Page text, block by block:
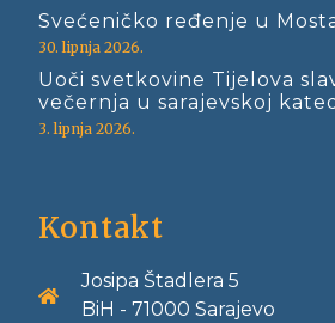
Svećeničko ređenje u
30. lipnja 2026.
Uoči svetkovine Tijelova
večernja u sarajevskoj
3. lipnja 2026.
Kontakt
Josipa Štadlera 5
BiH - 71000 Sarajevo